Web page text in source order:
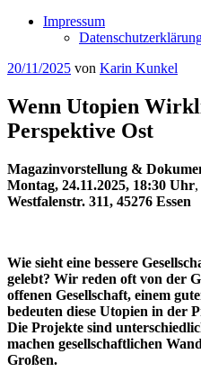
Impressum
Veröffentlicht
20/11/2025 von Karin Kunkel
Wenn Utopien
Perspektive Ost
Magazinvorstellung &
Montag, 24.11.2025, 18:30 Uhr,
Westfalenstr. 311, 45276 Essen
Wie sieht eine bessere
gelebt? Wir reden oft von der
offenen Gesellschaft, einem
bedeuten diese Utopien in der
Die Projekte sind
machen gesellschaftlichen
Großen.